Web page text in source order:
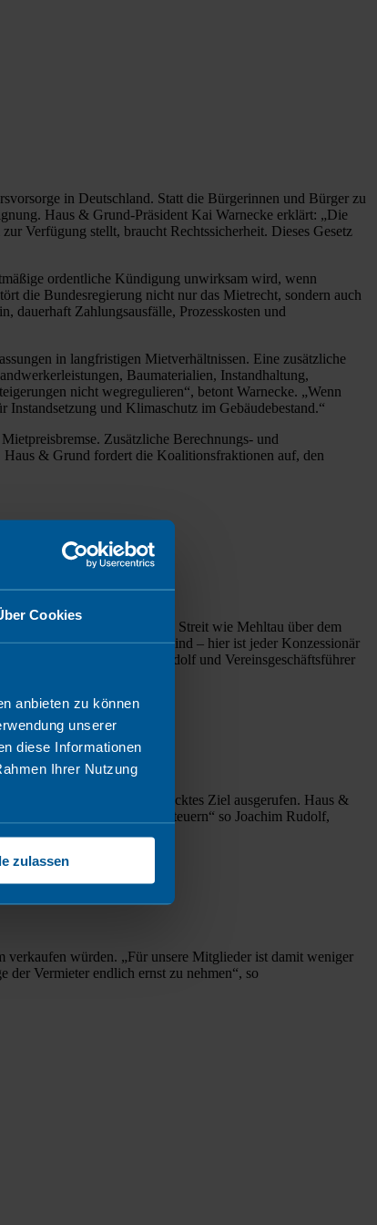
Cookies
anbieten zu können
unserer
diese Informationen
Ihrer Nutzung
zulassen
in Deutschland. Statt die Bürgerinnen und Bürger zu
Haus & Grund-Präsident Kai Warnecke erklärt: „Die
Verfügung stellt, braucht Rechtssicherheit. Dieses Gesetz
ordentliche Kündigung unwirksam wird, wenn
die Bundesregierung nicht nur das Mietrecht, sondern auch
dauerhaft Zahlungsausfälle, Prozesskosten und
in langfristigen Mietverhältnissen. Eine zusätzliche
Baumaterialien, Instandhaltung,
nicht wegregulieren“, betont Warnecke. „Wenn
und Klimaschutz im Gebäudebestand.“
Zusätzliche Berechnungs- und
& Grund fordert die Koalitionsfraktionen auf, den
2012 vom Zaun gebrochene Streit wie Mehltau über dem
hoch und intransparent sind – hier ist jeder Konzessionär
Joachim Rudolf und Vereinsgeschäftsführer
als selbstgestecktes Ziel ausgerufen. Haus &
und gegebenenfalls nachsteuern“ so Joachim Rudolf,
verkaufen würden. „Für unsere Mitglieder ist damit weniger
Vermieter endlich ernst zu nehmen“, so